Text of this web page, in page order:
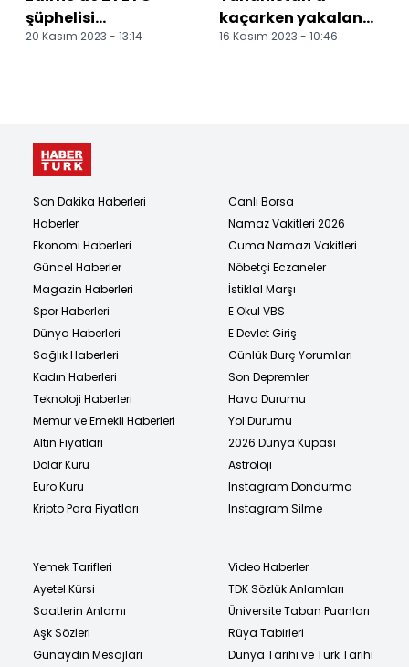
şüphelisi
Yunanistan'a
20 Kasım 2023 - 13:14
kaçarken yakalanan
2 FETÖ üyesi
16 Kasım 2023 - 10:46
Son Dakika Haberleri
Haberler
Ekonomi Haberleri
Güncel Haberler
Magazin Haberleri
Spor Haberleri
Dünya Haberleri
Sağlık Haberleri
Kadın Haberleri
Teknoloji Haberleri
Memur ve Emekli Haberleri
Altın Fiyatları
Dolar Kuru
Euro Kuru
Kripto Para Fiyatları
Canlı Borsa
Namaz Vakitleri 2026
Cuma Namazı Vakitleri
Nöbetçi Eczaneler
İstiklal Marşı
E Okul VBS
E Devlet Giriş
Günlük Burç Yorumları
Son Depremler
Hava Durumu
Yol Durumu
2026 Dünya Kupası
Astroloji
Instagram Dondurma
Instagram Silme
Yemek Tarifleri
Ayetel Kürsi
Saatlerin Anlamı
Aşk Sözleri
Günaydın Mesajları
Video Haberler
TDK Sözlük Anlamları
Üniversite Taban Puanları
Rüya Tabirleri
Dünya Tarihi ve Türk Tarihi